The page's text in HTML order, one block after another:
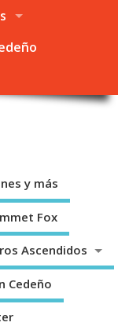
y más
Fox
Ascendidos
Cedeño